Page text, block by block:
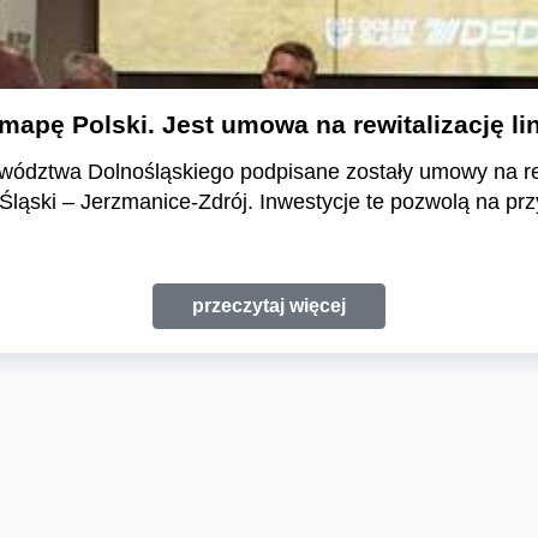
Polski. Jest umowa na rewitalizację
Dolnośląskiego podpisane zostały umowy na
– Jerzmanice-Zdrój. Inwestycje te pozwolą na
przeczytaj więcej